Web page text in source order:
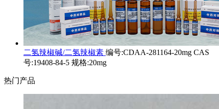
二氢辣椒碱/二氢辣椒素 编号:CDAA-281164-20mg CAS
号:19408-84-5 规格:20mg
热门产品